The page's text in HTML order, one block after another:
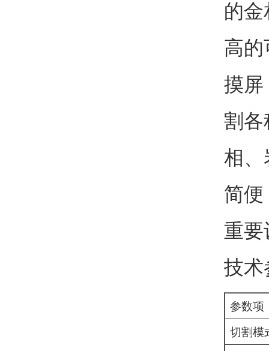
的
高
摸屏
割各
相、
简便
重要
技术
参数项
切割模